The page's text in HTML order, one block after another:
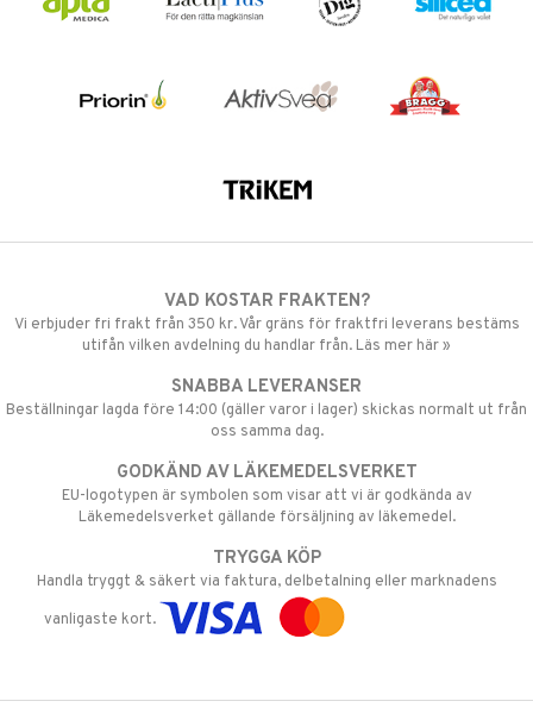
VAD KOSTAR FRAKTEN?
Vi erbjuder fri frakt från 350 kr. Vår gräns för fraktfri leverans bestäms
utifån vilken avdelning du handlar från. Läs mer här »
SNABBA LEVERANSER
Beställningar lagda före 14:00 (gäller varor i lager) skickas normalt ut från
oss samma dag.
GODKÄND AV LÄKEMEDELSVERKET
EU-logotypen är symbolen som visar att vi är godkända av
Läkemedelsverket gällande försäljning av läkemedel.
TRYGGA KÖP
Handla tryggt & säkert via faktura, delbetalning eller marknadens
vanligaste kort.